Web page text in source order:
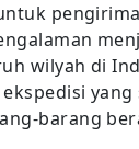
wilyah di
barang